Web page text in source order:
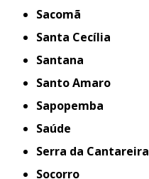
Sacomã
Santa Cecília
Santana
Santo Amaro
Sapopemba
Saúde
Serra da Cantareira
Socorro